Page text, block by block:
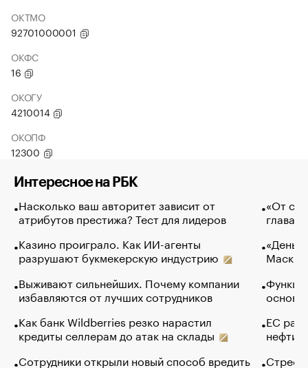
ОКТМО
92701000001
ОКФС
16
ОКОГУ
4210014
ОКОПФ
12300
Интересное на РБК
Насколько ваш авторитет зависит от
атрибутов престижа? Тест для лидеров
Казино проиграло. Как ИИ-агенты
разрушают букмекерскую индустрию
Выживают сильнейших. Почему компании
избавляются от лучших сотрудников
Как банк Wildberries резко нарастил
кредиты селлерам до атак на склады
Сотрудники открыли новый способ вредить
«От
глава
Маск в
основ
ЕС
нефти